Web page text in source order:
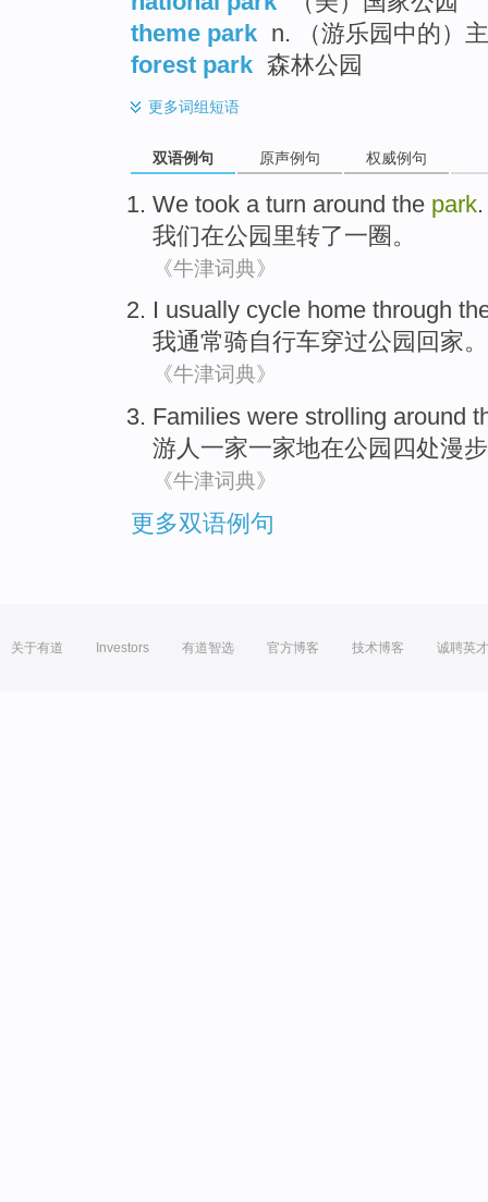
theme park n. （游乐园中的）
forest park 森林公园
更多词组短语
双语例句 原声例句 权威例句
We took a turn around the park.
我们在公园里转了一圈。
《牛津词典》
I usually cycle home through
我通常骑自行车穿过公园 回家。
《牛津词典》
Families were strolling around
游人一家一家地在公园 四处漫
《牛津词典》
更多双语例句
关于有道 Investors 有道智选 官方博客 技术博客 诚聘英才